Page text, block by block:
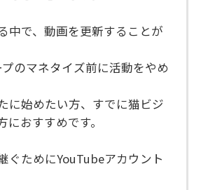
中で、動画を更新することが
のマネタイズ前に活動をやめ
に始めたい方、すでに猫ビジ
おすすめです。
ぐためにYouTubeアカウント